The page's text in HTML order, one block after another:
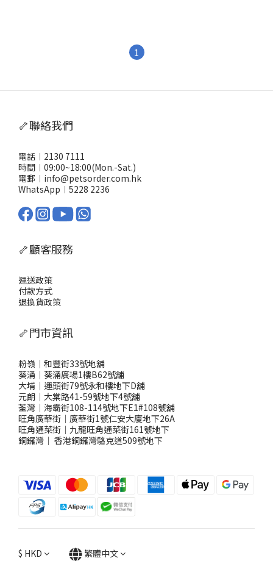
1
🦴聯絡我們
電話︱2130 7111
時間︱09:00~18:00(Mon.-Sat.)
電郵︱info@petsorder.com.hk
WhatsApp︱ 5228 2236
🦴顧客服務
運送政策
付款方式
退換貨政策
🦴門市資訊
粉嶺｜和豐街33號地舖
葵涌｜葵涌廣場1樓B62號舖
大埔｜運頭街79號永和樓地下D舖
元朗｜大棠路41-59號地下4號舖
荃灣｜海霸街108-114號地下E1#108號舖
旺角廣華街｜廣華街1號仁安大廈地下26A
旺角通菜街｜九龍旺角通菜街161號地下
銅鑼灣 ｜ 香港銅鑼灣駱克道509號地下
$ HKD 繁體中文